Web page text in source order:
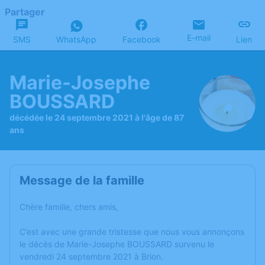
Partager
SMS WhatsApp Facebook E-mail Lien
Marie-Josephe
BOUSSARD
décédée le 24 septembre 2021 à l'âge de 87
ans
Message de la famille
Chère famille, chers amis,
C’est avec une grande tristesse que nous vous annonçons
le décès de Marie-Josephe BOUSSARD survenu le
vendredi 24 septembre 2021 à Brion.